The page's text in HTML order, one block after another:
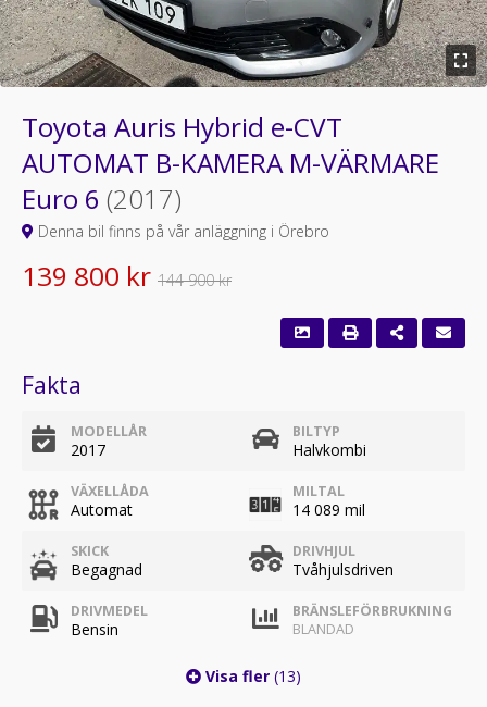
Toyota Auris Hybrid e-CVT
AUTOMAT B-KAMERA M-VÄRMARE
Euro 6 (2017)
Denna bil finns på vår anläggning i Örebro
139 800 kr 144 900 kr
Fakta
MODELLÅR
2017
BILTYP
Halvkombi
VÄXELLÅDA
Automat
MILTAL
14 089 mil
SKICK
Begagnad
DRIVHJUL
Tvåhjulsdriven
DRIVMEDEL
Bensin
BRÄNSLEFÖRBRUKNING
BLANDAD
Visa fler (13)